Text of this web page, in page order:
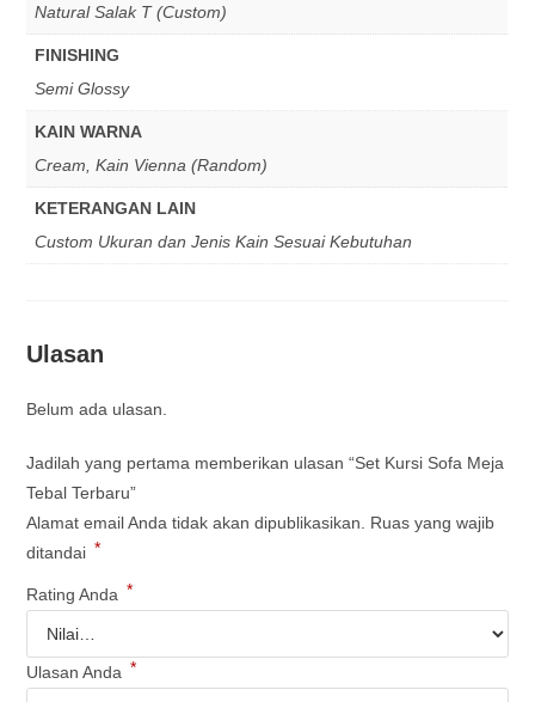
Natural Salak T (Custom)
FINISHING
Semi Glossy
KAIN WARNA
Cream, Kain Vienna (Random)
KETERANGAN LAIN
Custom Ukuran dan Jenis Kain Sesuai Kebutuhan
Ulasan
Belum ada ulasan.
Jadilah yang pertama memberikan ulasan “Set Kursi Sofa Meja
Tebal Terbaru”
Alamat email Anda tidak akan dipublikasikan.
Ruas yang wajib
ditandai *
Rating Anda *
Ulasan Anda *